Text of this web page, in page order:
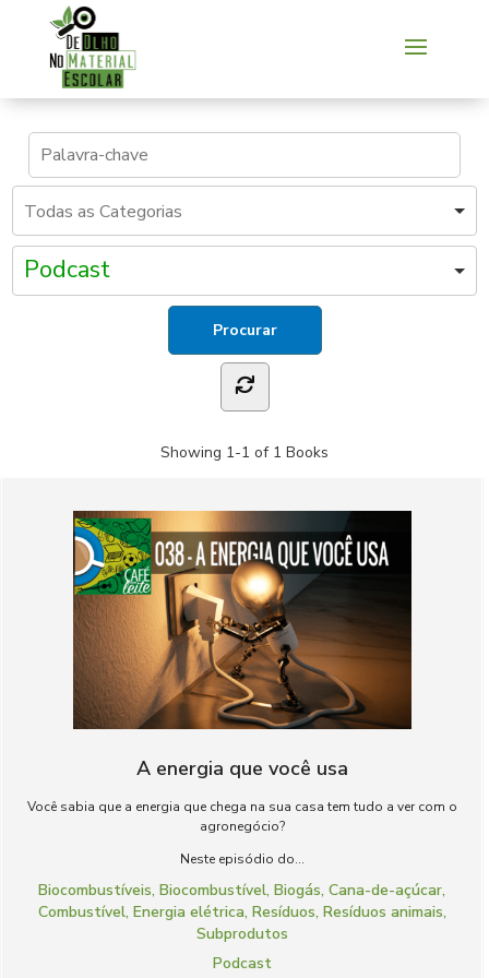
Podcast
Showing 1-1 of 1 Books
A energia que você usa
Você sabia que a energia que chega na sua casa tem tudo a ver com o
agronegócio?
Neste episódio do...
Biocombustíveis, Biocombustível, Biogás, Cana-de-açúcar,
Combustível, Energia elétrica, Resíduos, Resíduos animais,
Subprodutos
Podcast